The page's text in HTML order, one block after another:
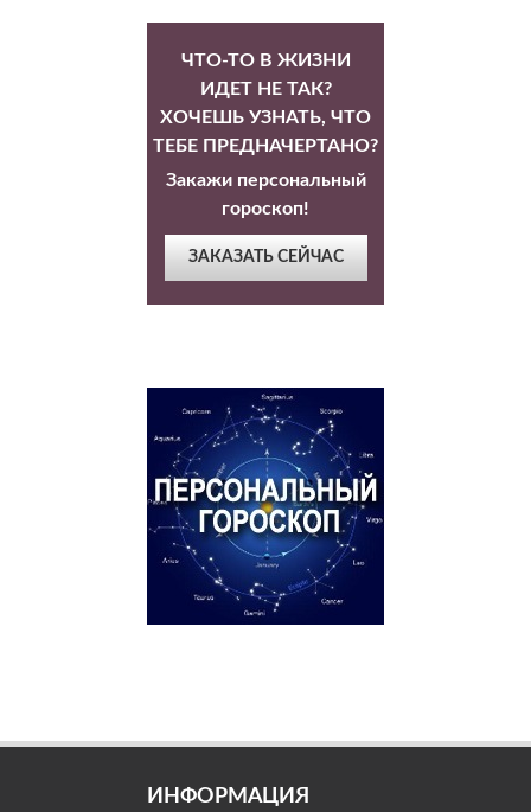
ЧТО-ТО В ЖИЗНИ
ИДЕТ НЕ ТАК?
ХОЧЕШЬ УЗНАТЬ, ЧТО
ТЕБЕ ПРЕДНАЧЕРТАНО?
Закажи персональный
гороскоп!
ЗАКАЗАТЬ СЕЙЧАС
ИНФОРМАЦИЯ